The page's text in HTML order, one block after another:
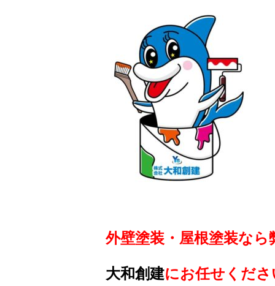
外壁塗装・屋根塗装なら
大和創建にお任せくださ